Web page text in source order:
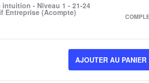
- Niveau 1 - 21-24
Entreprise (Acompte)
AJOUTER AU PANIER